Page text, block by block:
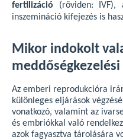
fertilizáció (röviden: IVF),
inszemináció kifejezés is
Mikor indokolt
Az emberi reprodukcióra
különleges eljárások
vonatkozó, valamint az
és embriókkal való
azok fagyasztva tárolására